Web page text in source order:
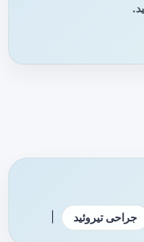
جراحی تیروئید